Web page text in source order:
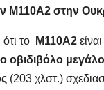
M110A2 στην
το M110A2 είναι
οβιδιβόλο
(203 χλστ.)